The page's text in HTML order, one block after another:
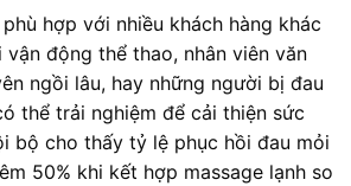
phù hợp với nhiều khách hàng khác
vận động thể thao, nhân viên văn
ngồi lâu, hay những người bị đau
thể trải nghiệm để cải thiện sức
bộ cho thấy tỷ lệ phục hồi đau mỏi
50% khi kết hợp massage lạnh so